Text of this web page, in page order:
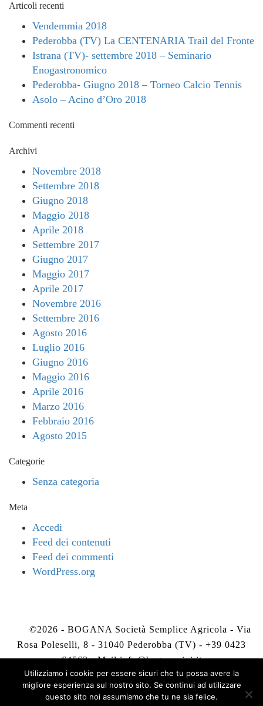
Articoli recenti
Vendemmia 2018
Pederobba (TV) La CENTENARIA Trail del Fronte
Istrana (TV)- settembre 2018 – Seminario
Enogastronomico
Pederobba- Giugno 2018 – Torneo Calcio Tennis
Asolo – Acino d’Oro 2018
Commenti recenti
Archivi
Novembre 2018
Settembre 2018
Giugno 2018
Maggio 2018
Aprile 2018
Settembre 2017
Giugno 2017
Maggio 2017
Aprile 2017
Novembre 2016
Settembre 2016
Agosto 2016
Luglio 2016
Giugno 2016
Maggio 2016
Aprile 2016
Marzo 2016
Febbraio 2016
Agosto 2015
Categorie
Senza categoria
Meta
Accedi
Feed dei contenuti
Feed dei commenti
WordPress.org
©2026 - BOGANA Società Semplice Agricola - Via
Rosa Poleselli, 8 - 31040 Pederobba (TV) - +39 0423
64563 - Mailinfo@boganavini.it
Privacy Policy-Cookie Policy
Utilizziamo i cookie per essere sicuri che tu possa avere la
migliore esperienza sul nostro sito. Se continui ad utilizzare
questo sito noi assumiamo che tu ne sia felice.